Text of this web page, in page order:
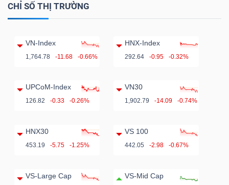
CHỈ SỐ THỊ TRƯỜNG
VN-Index
1,764.78 -11.68 -0.66%
HNX-Index
292.64 -0.95 -0.32%
UPCoM-Index
126.82 -0.33 -0.26%
VN30
1,902.79 -14.09 -0.74%
HNX30
453.19 -5.75 -1.25%
VS 100
442.05 -2.98 -0.67%
VS-Large Cap VS-Mid Cap